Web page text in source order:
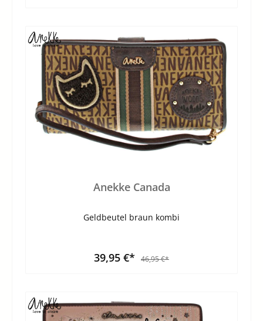
Anekke Canada
Geldbeutel braun kombi
39,95 €* 46,95 €*